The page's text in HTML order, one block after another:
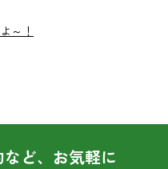
～！
ど、お気軽に